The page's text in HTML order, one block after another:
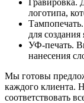
логотипа,
для
УФ-печать.
нанесения
Мы готовы
каждого клиента.
соответствовать